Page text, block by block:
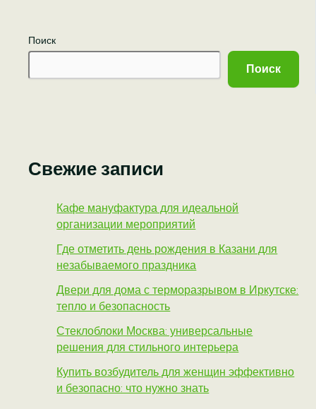
Поиск
Поиск
Свежие записи
Кафе мануфактура для идеальной
организации мероприятий
Где отметить день рождения в Казани для
незабываемого праздника
Двери для дома с терморазрывом в Иркутске:
тепло и безопасность
Стеклоблоки Москва: универсальные
решения для стильного интерьера
Купить возбудитель для женщин эффективно
и безопасно: что нужно знать